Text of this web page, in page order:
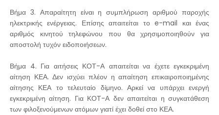
Βήμα 3. Απαραίτητη είναι η συμπλήρωση αριθμού παροχής
ηλεκτρικής ενέργειας. Επίσης απαιτείται το e-mail και ένας
αριθμός κινητού τηλεφώνου που θα χρησιμοποιηθούν για
αποστολή τυχόν ειδοποιήσεων.
Βήμα 4. Για αιτήσεις ΚΟΤ-Α απαιτείται να έχετε εγκεκριμένη
αίτηση ΚΕΑ. Δεν ισχύει πλέον η απαίτηση επικαιροποιημένης
αίτησης ΚΕΑ το τελευταίο δίμηνο. Αρκεί να υπάρχει ενεργή
εγκεκριμένη αίτηση. Για ΚΟΤ-Α δεν απαιτείται η συγκατάθεση
των φιλοξενούμενων ατόμων γιατί έχει δοθεί στο ΚΕΑ.